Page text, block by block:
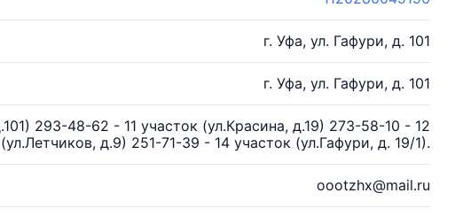
г. Уфа, ул. Гафури, д. 101
г. Уфа, ул. Гафури, д. 101
293-48-62 - 11 участок (ул.Красина, д.19) 273-58-10 - 12
д.9) 251-71-39 - 14 участок (ул.Гафури, д. 19/1).
oootzhx@mail.ru